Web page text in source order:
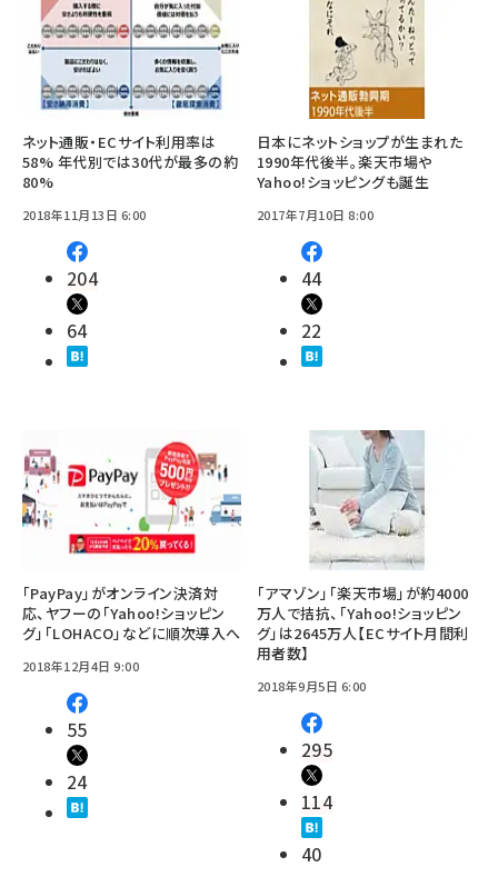
ネット通販・ECサイト利用率は
58% 年代別では30代が最多の約
80%
2018年11月13日 6:00
204
64
日本にネットショップが生まれた
1990年代後半。楽天市場や
Yahoo!ショッピングも誕生
2017年7月10日 8:00
44
22
「PayPay」がオンライン決済対
応、ヤフーの「Yahoo!ショッピン
グ」「LOHACO」などに順次導入へ
2018年12月4日 9:00
55
24
「アマゾン」「楽天市場」が約4000
万人で拮抗、「Yahoo!ショッピン
グ」は2645万人【ECサイト月間利
用者数】
2018年9月5日 6:00
295
114
40